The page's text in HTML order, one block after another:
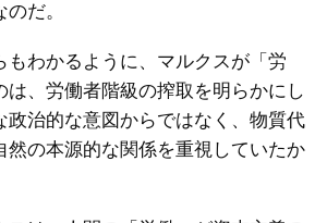
だ。
わかるように、マルクスが「労
は、労働者階級の搾取を明らかにし
政治的な意図からではなく、物質代
然の本源的な関係を重視していたか